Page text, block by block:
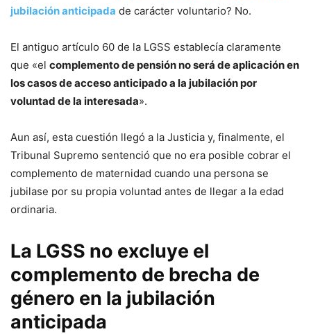
jubilación anticipada de carácter voluntario? No.
El antiguo artículo 60 de la LGSS establecía claramente
que «el complemento de pensión no será de aplicación en
los casos de acceso anticipado a la jubilación por
voluntad de la interesada».
Aun así, esta cuestión llegó a la Justicia y, finalmente, el
Tribunal Supremo sentenció que no era posible cobrar el
complemento de maternidad cuando una persona se
jubilase por su propia voluntad antes de llegar a la edad
ordinaria.
La LGSS no excluye el
complemento de brecha de
género en la jubilación
anticipada